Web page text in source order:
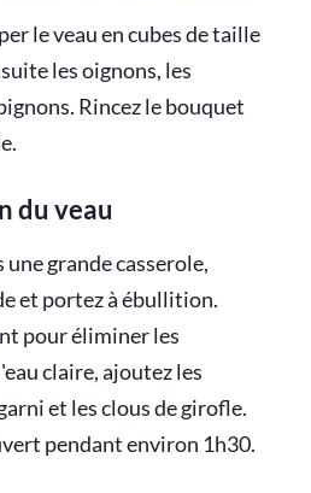
le veau en cubes de taille
les oignons, les
Rincez le bouquet
du veau
une grande casserole,
et portez à ébullition.
pour éliminer les
claire, ajoutez les
et les clous de girofle.
pendant environ 1h30.